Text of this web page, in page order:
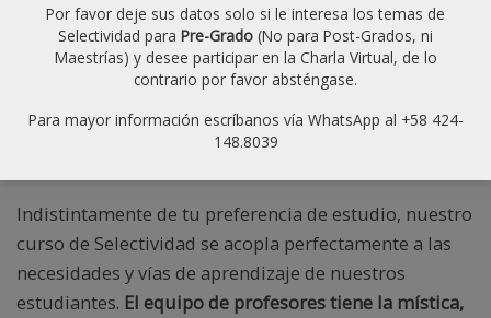
Ofrecemos clases en modalidad online, para aquellos
que desean y puedan preparase desde la comodidad
de su casa. Aquellos que prefieran asistir a un aula de
alumnos, en Caracas Venezuela, también ofrecemos
Indistintamente de tu preferencia de estudio, nuestro
curso de Selectividad se acopla perfectamente a las
necesidades y vías de aprendizaje de nuestros
estudiantes. El equipo de profesores tiene la mística,
Por favor deje sus datos solo si le interesa los temas de
Selectividad para Pre-Grado (No para Post-Grados, ni
Maestrías) y desee participar en la Charla Virtual, de lo
contrario por favor absténgase.
Para mayor información escríbanos vía WhatsApp al +58 424-
148.8039